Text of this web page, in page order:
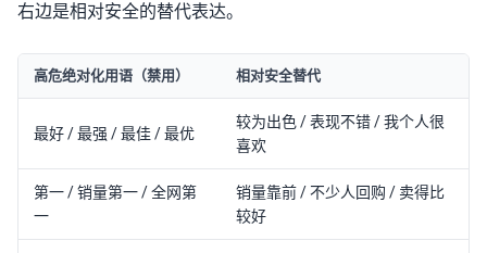
右边是相对安全的替代表达。
高危绝对化用语（禁用） 相对安全替代
最好 / 最强 / 最佳 / 最优
较为出色 / 表现不错 / 我个人很
喜欢
第一 / 销量第一 / 全网第
一
销量靠前 / 不少人回购 / 卖得比
较好